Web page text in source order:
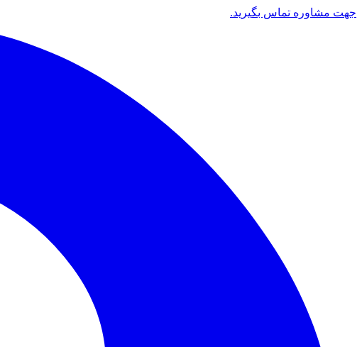
جهت مشاوره تماس بگیرید.